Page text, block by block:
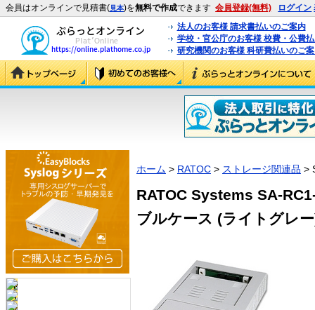
会員はオンラインで見積書(見本)を無料で作成できます 会員登録(無料) ログイン
法人のお客様 請求書払いのご案内
学校・官公庁のお客様 校費・公費
研究機関のお客様 科研費払いのご
ホーム > RATOC > ストレージ関連品 >
RATOC Systems SA-
ブルケース (ライトグレ